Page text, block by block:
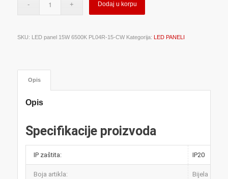
Dodaj u korpu
SKU: LED panel 15W 6500K PL04R-15-CW Kategorija: LED PANELI
Opis
Opis
Specifikacije proizvoda
IP zaštita: IP20
Boja artikla: Bijela